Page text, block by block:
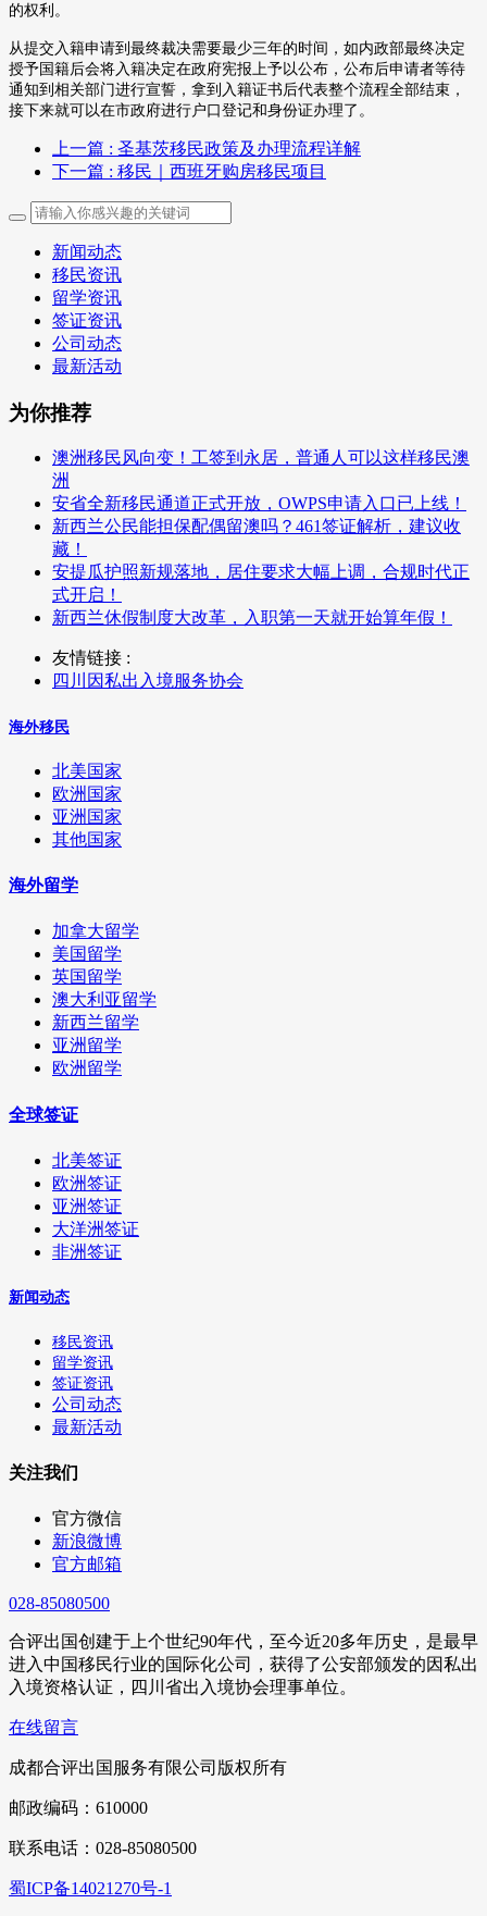
的权利。
从提交入籍申请到最终裁决需要最少三年的时间，如内政部最终决定
授予国籍后会将入籍决定在政府宪报上予以公布，公布后申请者等待
通知到相关部门进行宣誓，拿到入籍证书后代表整个流程全部结束，
接下来就可以在市政府进行户口登记和身份证办理了。
上一篇 : 圣基茨移民政策及办理流程详解
下一篇 : 移民｜西班牙购房移民项目
新闻动态
移民资讯
留学资讯
签证资讯
公司动态
最新活动
为你推荐
澳洲移民风向变！工签到永居，普通人可以这样移民澳
洲
安省全新移民通道正式开放，OWPS申请入口已上线！
新西兰公民能担保配偶留澳吗？461签证解析，建议收
藏！
安提瓜护照新规落地，居住要求大幅上调，合规时代正
式开启！
新西兰休假制度大改革，入职第一天就开始算年假！
友情链接 :
四川因私出入境服务协会
海外移民
北美国家
欧洲国家
亚洲国家
其他国家
海外留学
加拿大留学
美国留学
英国留学
澳大利亚留学
新西兰留学
亚洲留学
欧洲留学
全球签证
北美签证
欧洲签证
亚洲签证
大洋洲签证
非洲签证
新闻动态
移民资讯
留学资讯
签证资讯
公司动态
最新活动
关注我们
官方微信
新浪微博
官方邮箱
028-85080500
合评出国创建于上个世纪90年代，至今近20多年历史，是最早
进入中国移民行业的国际化公司，获得了公安部颁发的因私出
入境资格认证，四川省出入境协会理事单位。
在线留言
成都合评出国服务有限公司版权所有
邮政编码：610000
联系电话：028-85080500
蜀ICP备14021270号-1